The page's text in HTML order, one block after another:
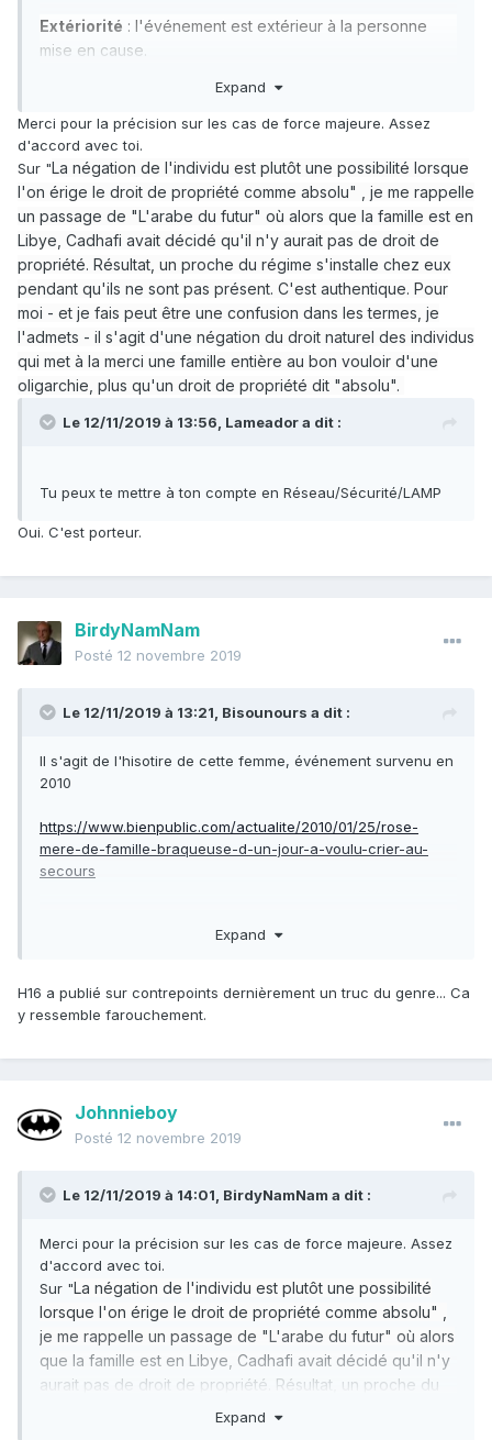
Extériorité : l'événement est extérieur à la personne
mise en cause.
(dans la survenance de l'événement) :
on considère que si un événement est prédit, on pourra
prendre les mesures appropriées pour éviter ou limiter le
préjudice.
Irrésistibilité (dans ses effets) : elle indique que
l'événement est insurmontable, celui-ci n'est ni un simple
empêchement ni une difficulté accrue (à honorer un
contrat par exemple).
Un débat doctrinal entoure la notion de force majeure,
remettant en cause la pertinence de la définition
classique de la force majeure. Un seul des trois critères
est mis en avant, les deux autres étant considérés
comme de simples indices non indispensables.
https://fr.wikipedia.org/wiki/Force_majeure#Les_critères_«
_classiques_»_de_la_force_majeure
La négation de l'individu est plutôt une possibilité lorsque
l'on érige le droit de propriété comme absolu, si tu veux
question pour rien : j'avais déjà dit dans mon message
que ça ne serait jamais recevable. Ou alors, il faudrait
Expand
Merci pour la précision sur les cas de force majeure. Assez
d'accord avec toi.
Sur "La négation de l'individu est plutôt une possibilité lorsque
l'on érige le droit de propriété comme absolu" , je me rappelle
un passage de "L'arabe du futur" où alors que la famille est en
Libye, Cadhafi avait décidé qu'il n'y aurait pas de droit de
propriété. Résultat, un proche du régime s'installe chez eux
pendant qu'ils ne sont pas présent. C'est authentique. Pour
moi - et je fais peut être une confusion dans les termes, je
l'admets - il s'agit d'une négation du droit naturel des individus
qui met à la merci une famille entière au bon vouloir d'une
oligarchie, plus qu'un droit de propriété dit "absolu".
Le 12/11/2019 à 13:56, Lameadora dit :
Tu peux te mettre à ton compte en Réseau/Sécurité/LAMP
Oui. C'est porteur.
BirdyNamNam
Posté 12 novembre 2019
Le 12/11/2019 à 13:21, Bisounours a dit :
Il s'agit de l'hisotire de cette femme, événement survenu en
2010
https://www.bienpublic.com/actualite/2010/01/25/rose-
mere-de-famille-braqueuse-d-un-jour-a-voulu-crier-au-
secours
employée municipale en congé longue maladie pour
dettes loyers et factures
la buraliste n'a pas porté plainte
Certainement une abonnée des sévices sociaux qui ont dû
tout tenter, à commencer par un dossier de
creusaient encore plus profond
Expand
H16 a publié sur contrepoints dernièrement un truc du genre... Ca
y ressemble farouchement.
Johnnieboy
Posté 12 novembre 2019
Le 12/11/2019 à 14:01, BirdyNamNam a dit :
Merci pour la précision sur les cas de force majeure. Assez
d'accord avec toi.
Sur "La négation de l'individu est plutôt une possibilité
lorsque l'on érige le droit de propriété comme absolu" ,
je me rappelle un passage de "L'arabe du futur" où alors
que la famille est en Libye, Cadhafi avait décidé qu'il n'y
aurait pas de droit de propriété. Résultat, un proche du
régime s'installe chez eux pendant qu'ils ne sont pas
Expand